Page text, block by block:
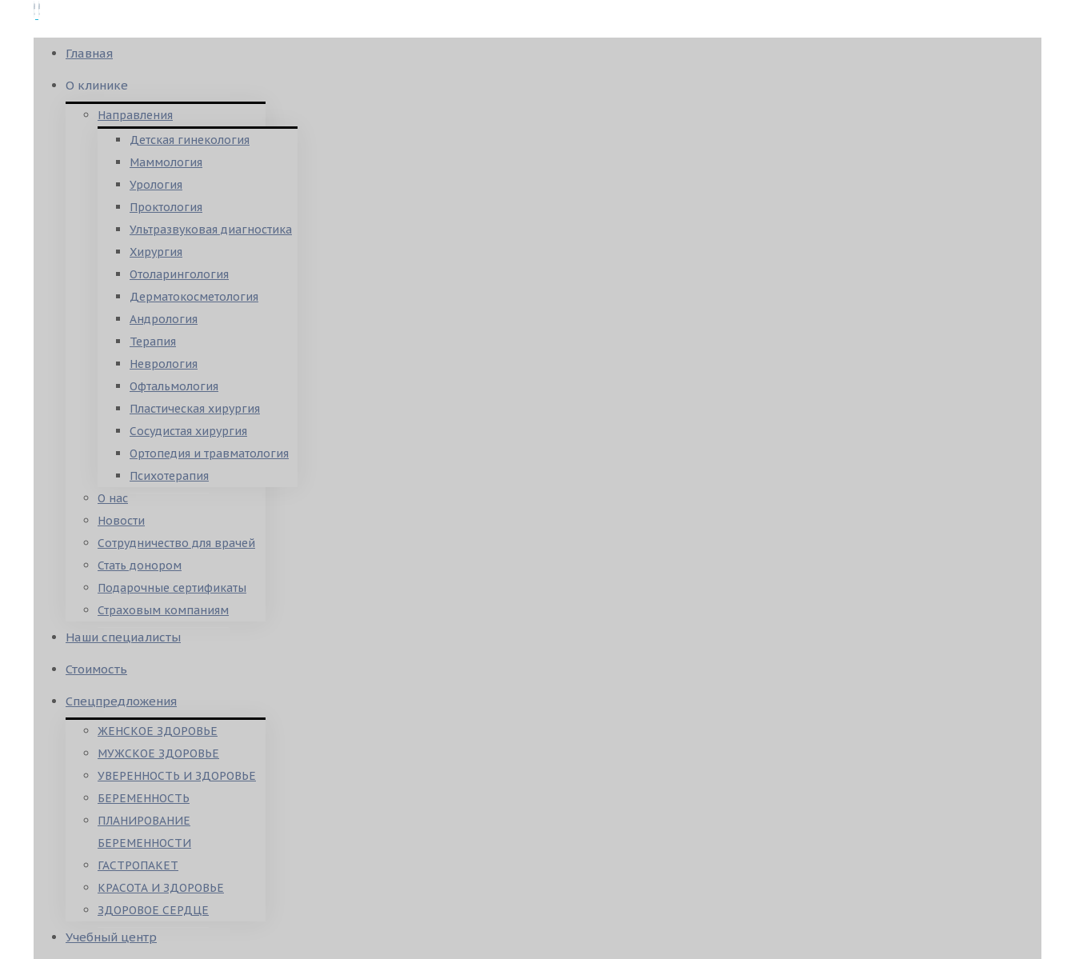
Главная
О клинике
Направления
Детская гинекология
Маммология
Урология
Проктология
Ультразвуковая диагностика
Хирургия
Отоларингология
Дерматокосметология
Андрология
Терапия
Неврология
Офтальмология
Пластическая хирургия
Сосудистая хирургия
Ортопедия и травматология
Психотерапия
О нас
Новости
Сотрудничество для врачей
Стать донором
Подарочные сертификаты
Страховым компаниям
Наши специалисты
Стоимость
Спецпредложения
ЖЕНСКОЕ ЗДОРОВЬЕ
МУЖСКОЕ ЗДОРОВЬЕ
УВЕРЕННОСТЬ И ЗДОРОВЬЕ
БЕРЕМЕННОСТЬ
ПЛАНИРОВАНИЕ
БЕРЕМЕННОСТИ
ГАСТРОПАКЕТ
КРАСОТА И ЗДОРОВЬЕ
ЗДОРОВОЕ СЕРДЦЕ
Учебный центр